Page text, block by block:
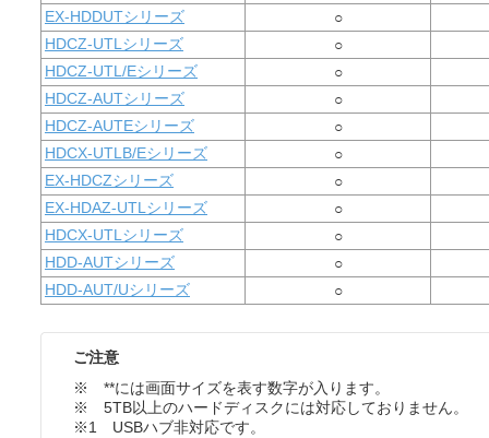
EX-HDDUTシリーズ
○
HDCZ-UTLシリーズ
○
HDCZ-UTL/Eシリーズ
○
HDCZ-AUTシリーズ
○
HDCZ-AUTEシリーズ
○
HDCX-UTLB/Eシリーズ
○
EX-HDCZシリーズ
○
EX-HDAZ-UTLシリーズ
○
HDCX-UTLシリーズ
○
HDD-AUTシリーズ
○
HDD-AUT/Uシリーズ
○
ご注意
※ **には画面サイズを表す数字が入ります。
※ 5TB以上のハードディスクには対応しておりません。
※1 USBハブ非対応です。